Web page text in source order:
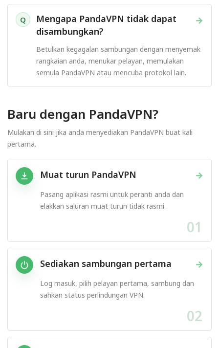
Q →
Mengapa PandaVPN tidak dapat
disambungkan?
Betulkan kegagalan sambungan dengan menyemak
rangkaian anda, menukar pelayan, memulakan
semula PandaVPN atau mencuba protokol lain.
Baru dengan PandaVPN?
Mulakan di sini jika anda menyediakan PandaVPN buat kali
pertama.
→
Muat turun PandaVPN
Pasang aplikasi rasmi untuk peranti anda dan
elakkan saluran muat turun tidak rasmi.
01
→
Sediakan sambungan pertama
Log masuk, pilih pelayan pertama, sambung dan
sahkan status perlindungan VPN.
02